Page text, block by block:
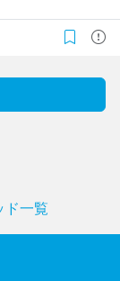
ド一覧